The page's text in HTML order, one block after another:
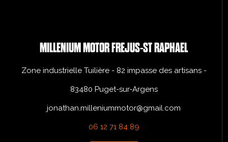
MILLENIUM MOTOR FREJUS-ST RAPHAEL
Zone industrielle Tuilière - 82 impasse des artisans -
83480 Puget-sur-Argens
jonathan.milleniummotor@gmail.com
06 12 71 84 89